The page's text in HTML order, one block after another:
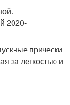
прически
за легкостью и